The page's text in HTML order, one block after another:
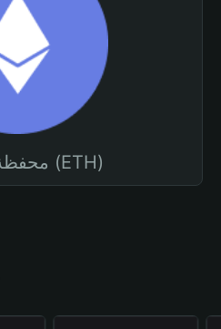
محفظة إيثيريوم (ETH)